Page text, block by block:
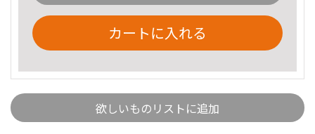
カートに入れる
欲しいものリストに追加